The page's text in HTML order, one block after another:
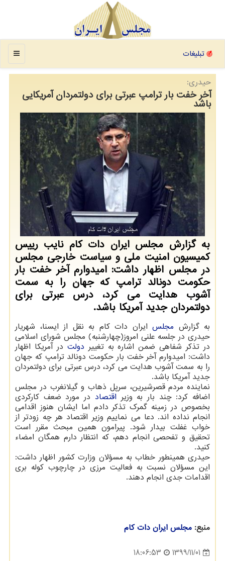
منو تبلیغات
حیدری:
آخر خفت بار ترامپ عبرتی برای دولتمردان آمریكایی
باشد
به گزارش مجلس ایران دات کام نایب رییس
کمیسیون امنیت ملی و سیاست خارجی مجلس
در مجلس اظهار داشت: امیدوارم آخر خفت بار
حکومت دونالد ترامپ که جهان را به سمت
آشوب هدایت می کرد، درس عبرتی برای
دولتمردان جدید آمریکا باشد.
به گزارش مجلس ایران دات کام به نقل از ایسنا، شهریار
حیدری در جلسه علنی امروز(چهارشنبه) مجلس شورای اسلامی
در تذکر شفاهی ضمن اشاره به تغییر دولت در آمریکا اظهار
داشت: امیدوارم آخر خفت بار حکومت دونالد ترامپ که جهان
را به سمت آشوب هدایت می کرد، درس عبرتی برای دولتمردان
جدید آمریکا باشد.
نماینده مردم قصرشیرین، سرپل ذهاب و گیلانغرب در مجلس
اضافه کرد: چند بار به وزیر اقتصاد در مورد ضعف کارکردی
بخصوص در زمینه گمرک تذکر دادم اما ایشان هنوز اقدامی
انجام نداده اند. دعا می نماییم وزیر اقتصاد هر چه زودتر از
خواب غفلت بیدار شود. پیرامون همین مبحث مقرر است
تحقیق و تفحصی انجام دهم، که انتظار دارم همگان امضاء
کنید.
حیدری همینطور خطاب به مسؤلان وزارت کشور اظهار داشت:
این مسؤلان نسبت به فعالیت مرزی در چارچوب کوله بری
اقدامات جدی انجام دهند.
منبع: مجلس ایران دات كام
1399/11/01
18:06:53